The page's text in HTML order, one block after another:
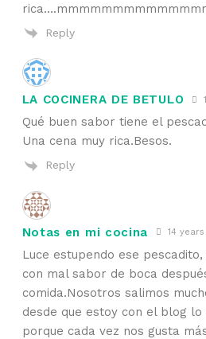
Reply
LA COCINERA DE BETULO
Qué buen sabor tiene el
Una cena muy rica.Besos.
Reply
Notas en mi cocina 14 years
Luce estupendo ese
con mal sabor de boca
comida.Nosotros salimos
desde que estoy con el blog lo
porque cada vez nos gusta